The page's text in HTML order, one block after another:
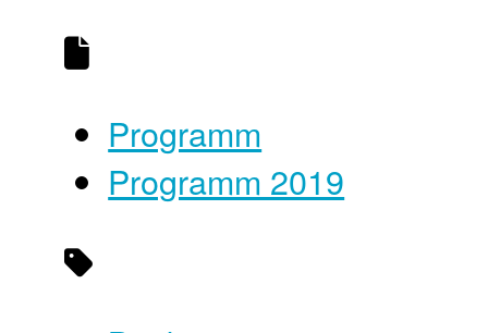
Programm
Programm 2019